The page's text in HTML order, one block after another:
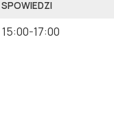
SPOWIEDZI
15:00-17:00